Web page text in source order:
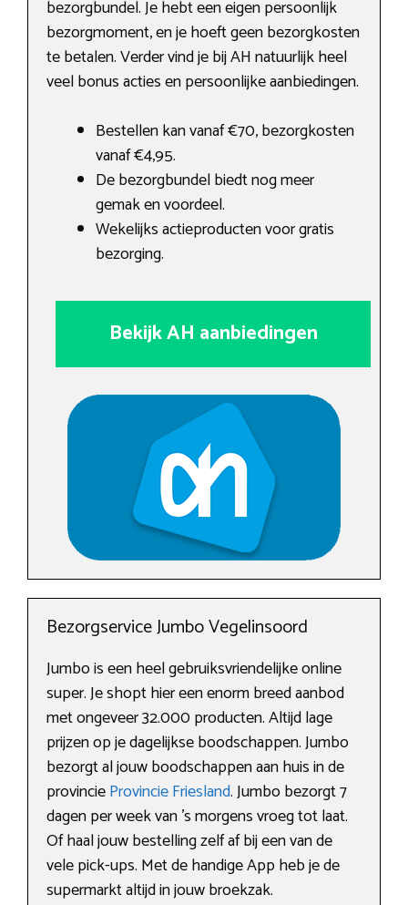
bezorgbundel. Je hebt een eigen persoonlijk
bezorgmoment, en je hoeft geen bezorgkosten
te betalen. Verder vind je bij AH natuurlijk heel
veel bonus acties en persoonlijke aanbiedingen.
Bestellen kan vanaf €70, bezorgkosten
vanaf €4,95.
De bezorgbundel biedt nog meer
gemak en voordeel.
Wekelijks actieproducten voor gratis
bezorging.
Bekijk AH aanbiedingen
Bezorgservice Jumbo Vegelinsoord
Jumbo is een heel gebruiksvriendelijke online
super. Je shopt hier een enorm breed aanbod
met ongeveer 32.000 producten. Altijd lage
prijzen op je dagelijkse boodschappen. Jumbo
bezorgt al jouw boodschappen aan huis in de
provincieProvincie Friesland. Jumbo bezorgt 7
dagen per week van ’s morgens vroeg tot laat.
Of haal jouw bestelling zelf af bij een van de
vele pick-ups. Met de handige App heb je de
supermarkt altijd in jouw broekzak.